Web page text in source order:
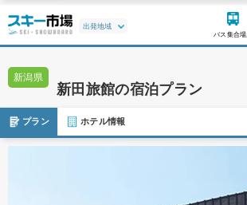
バス集合場
新潟県
新田旅館の宿泊プラン
プラン ホテル情報